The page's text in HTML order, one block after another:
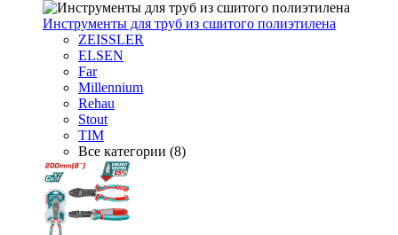
Инструменты для труб из сшитого полиэтилена
ZEISSLER
ELSEN
Far
Millennium
Rehau
Stout
TIM
Все категории (8)